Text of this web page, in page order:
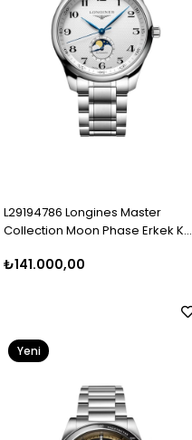
L29194786 Longines Master
Collection Moon Phase Erkek Kol
₺141.000,00
Yeni